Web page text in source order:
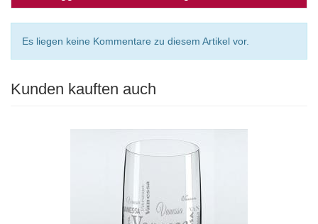
Es liegen keine Kommentare zu diesem Artikel vor.
Kunden kauften auch